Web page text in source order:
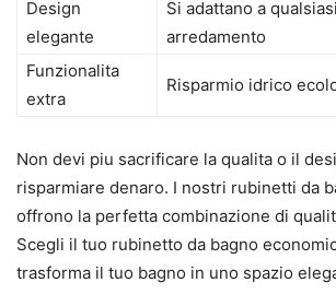
Design
elegante
Si adattano a
arredamento
Funzionalita
extra
Risparmio idrico
Non devi piu sacrificare la qualita o il
risparmiare denaro. I nostri rubinetti da
offrono la perfetta combinazione di
Scegli il tuo rubinetto da bagno
trasforma il tuo bagno in uno spazio